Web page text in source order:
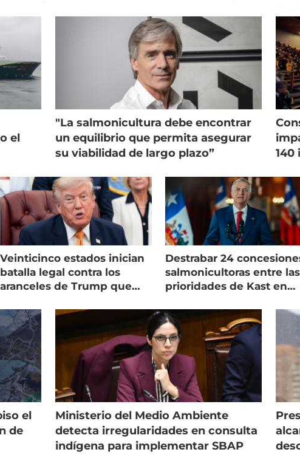
el
"La salmonicultura debe encontrar
un equilibrio que permita asegurar
su viabilidad de largo plazo”
140
Veinticinco estados inician
batalla legal contra los
aranceles de Trump que
Destrabar 24
salmonicultoras entre las
prioridades de Kast en
el
de
Ministerio del Medio Ambiente
detecta irregularidades en consulta
indígena para implementar SBAP